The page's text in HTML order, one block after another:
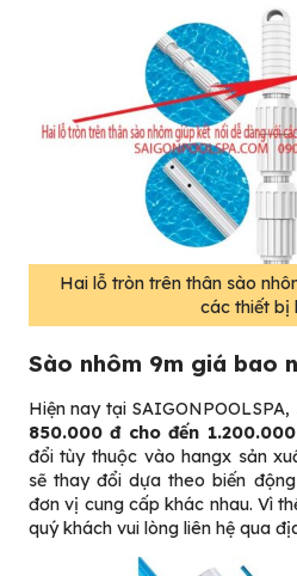
Hai lỗ tròn trên thân sào
các thiết bị
Sào nhôm 9m giá bao
Hiện nay tại SAIGONPOOLSPA,
850.000 đ cho đến
đổi tùy thuộc vào hangx sản
sẽ thay đổi dựa theo biến
đơn vị cung cấp khác nhau. Vì
quý khách vui lòng liên hệ qua